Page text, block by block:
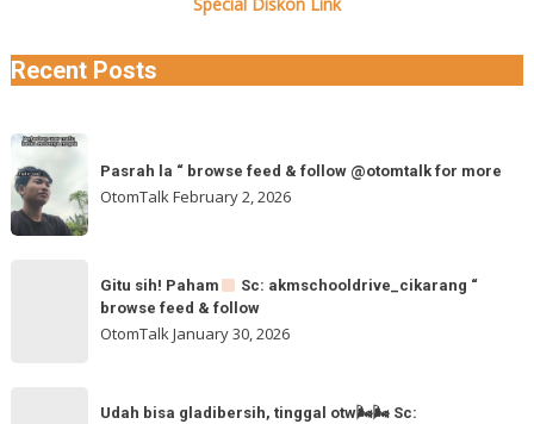
Recent Posts
Pasrah
la
browse
@otomtalk
Pasrah la “ browse feed & follow @otomtalk for more
OtomTalk February 2, 2026
akmschooldrive_cikarang
Gitu sih! Paham
Sc: akmschooldrive_cikarang “
browse feed & follow
OtomTalkJanuary 30, 2026
Udah bisa gladibersih, tinggal otw🌬🌬 Sc: